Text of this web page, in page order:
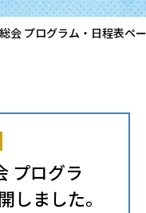
会 プログラム・日程表ペ
プログラ
しました。